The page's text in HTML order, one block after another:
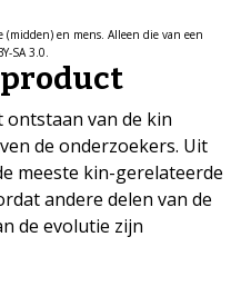
(midden) en mens. Alleen die van een
SA 3.0.
ontstaan van de kin
de onderzoekers. Uit
meeste kin-gerelateerde
andere delen van de
de evolutie zijn